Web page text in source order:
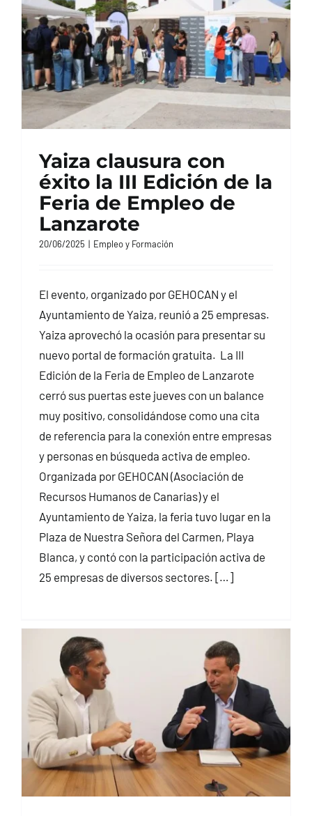
Yaiza clausura con
éxito la III Edición de la
Feria de Empleo de
Lanzarote
20/06/2025 | Empleo y Formación
El evento, organizado por GEHOCAN y el
Ayuntamiento de Yaiza, reunió a 25 empresas.
Yaiza aprovechó la ocasión para presentar su
nuevo portal de formación gratuita. La III
Edición de la Feria de Empleo de Lanzarote
cerró sus puertas este jueves con un balance
muy positivo, consolidándose como una cita
de referencia para la conexión entre empresas
y personas en búsqueda activa de empleo.
Organizada por GEHOCAN (Asociación de
Recursos Humanos de Canarias) y el
Ayuntamiento de Yaiza, la feria tuvo lugar en la
Plaza de Nuestra Señora del Carmen, Playa
Blanca, y contó con la participación activa de
25 empresas de diversos sectores. […]